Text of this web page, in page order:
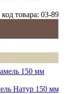
код товара: 03-89
Натур 150 мм